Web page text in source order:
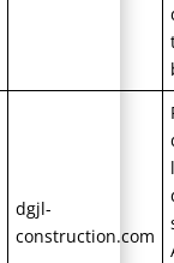
dgjl-
construction.com